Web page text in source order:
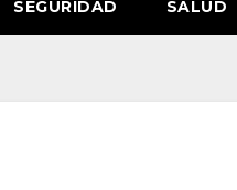
SEGURIDAD SALUD